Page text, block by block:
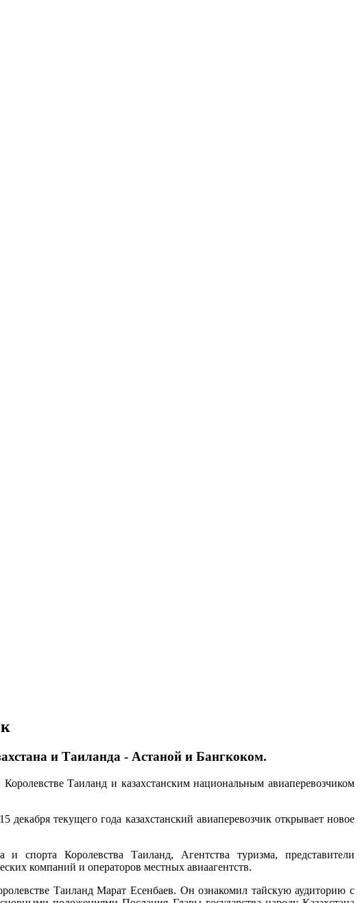
и Таиланда - Астаной и Бангкоком.
Таиланд и казахстанским национальным авиаперевозчиком
текущего года казахстанский авиаперевозчик открывает новое
спорта Королевства Таиланд, Агентства туризма, представители
компаний и операторов местных авиаагентств.
Таиланд Марат Есенбаев. Он ознакомил тайскую аудиторию с